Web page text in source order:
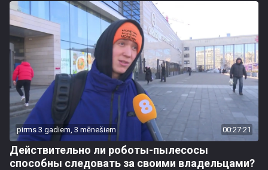
pirms 3 gadiem, 3 mēnešiem 00:27:21
Действительно ли роботы-пылесосы
способны следовать за своими владельцами?